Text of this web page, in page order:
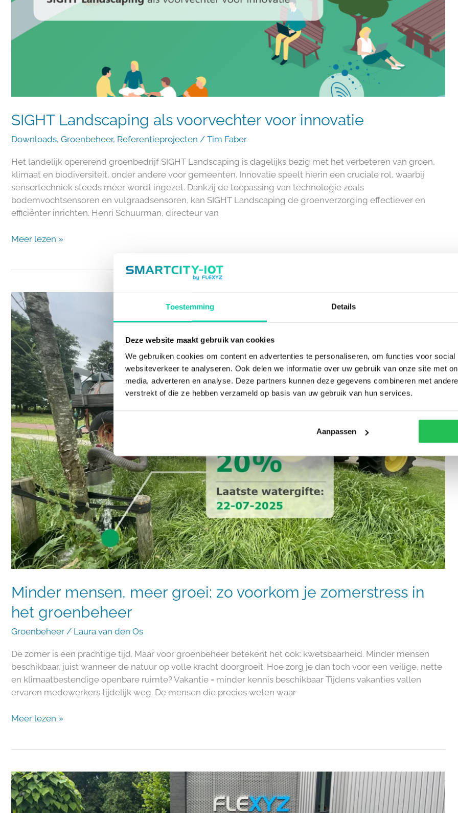
Toestemming Details
Deze website maakt gebruik van cookies
We gebruiken cookies om content en advertenties te personaliseren, om functies voor
websiteverkeer te analyseren. Ook delen we informatie over uw gebruik van onze site met
media, adverteren en analyse. Deze partners kunnen deze gegevens combineren met
verstrekt of die ze hebben verzameld op basis van uw gebruik van hun services.
Aanpassen
SIGHT Landscaping als voorvechter voor innovatie
Downloads, Groenbeheer, Referentieprojecten / Tim Faber
Het landelijk opererend groenbedrijf SIGHT Landscaping is dagelijks bezig met het verbeteren van groen,
klimaat en biodiversiteit, onder andere voor gemeenten. Innovatie speelt hierin een cruciale rol, waarbij
sensortechniek steeds meer wordt ingezet. Dankzij de toepassing van technologie zoals
bodemvochtsensoren en vulgraadsensoren, kan SIGHT Landscaping de groenverzorging effectiever en
efficiënter inrichten. Henri Schuurman, directeur van
Meer lezen »
Minder mensen, meer groei: zo voorkom je zomerstress in
het groenbeheer
Groenbeheer / Laura van den Os
De zomer is een prachtige tijd. Maar voor groenbeheer betekent het ook: kwetsbaarheid. Minder mensen
beschikbaar, juist wanneer de natuur op volle kracht doorgroeit. Hoe zorg je dan toch voor een veilige, nette
en klimaatbestendige openbare ruimte? Vakantie = minder kennis beschikbaar​ Tijdens vakanties vallen
ervaren medewerkers tijdelijk weg. De mensen die precies weten waar
Minder
mensen,
meer
groei:
zo
voorkom
je
zomerstress
in
het
groenbeheer
Meer lezen »
Innovatie
op
de